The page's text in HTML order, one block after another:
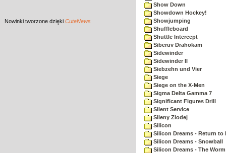
Nowinki tworzone dzięki CuteNews
Show Down
Showdown Hockey!
Showjumping
Shuffleboard
Shuttle Intercept
Siberuv Drahokam
Sidewinder
Sidewinder II
Siebzehn und Vier
Siege
Siege on the X-Men
Sigma Delta Gamma 7
Significant Figures Drill
Silent Service
Sileny Zlodej
Silicon
Silicon Dreams - Return to
Silicon Dreams - Snowball
Silicon Dreams - The